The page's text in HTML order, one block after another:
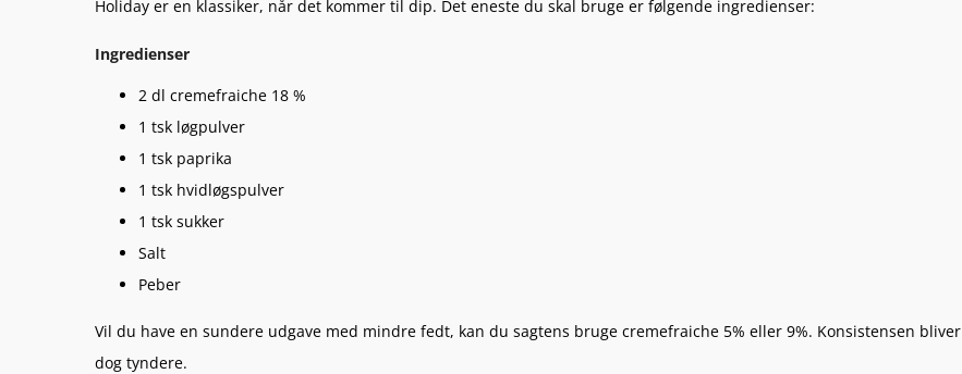
Holiday er en klassiker, når det kommer til dip. Det eneste du skal bruge er følgende ingredienser:
Ingredienser
2 dl cremefraiche 18 %
1 tsk løgpulver
1 tsk paprika
1 tsk hvidløgspulver
1 tsk sukker
Salt
Peber
Vil du have en sundere udgave med mindre fedt, kan du sagtens bruge cremefraiche 5% eller 9%. Konsistensen bliver
dog tyndere.